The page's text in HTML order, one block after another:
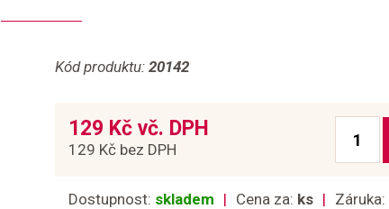
Kód produktu: 20142
129 Kč vč. DPH
129 Kč bez DPH
Dostupnost: skladem Cena za: ks Záruka: